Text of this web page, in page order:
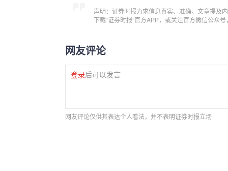
声明：证券时报力求信息真实、准确，文章提及
下载“证券时报”官方APP，或关注官方微信公众
网友评论
登录后可以发言
网友评论仅供其表达个人看法，并不表明证券时报立场